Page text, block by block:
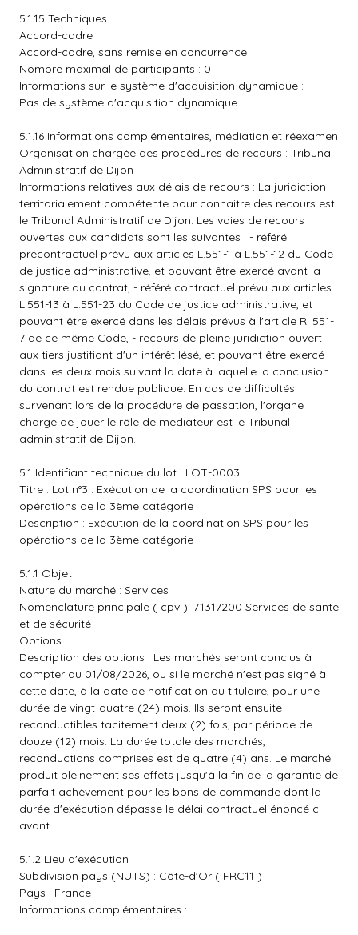
5.1.15 Techniques
Accord-cadre :
Accord-cadre, sans remise en concurrence
Nombre maximal de participants : 0
Informations sur le système d'acquisition dynamique :
Pas de système d'acquisition dynamique
5.1.16 Informations complémentaires, médiation et réexamen
Organisation chargée des procédures de recours : Tribunal
Administratif de Dijon
Informations relatives aux délais de recours : La juridiction
territorialement compétente pour connaitre des recours est
le Tribunal Administratif de Dijon. Les voies de recours
ouvertes aux candidats sont les suivantes : - référé
précontractuel prévu aux articles L.551-1 à L.551-12 du Code
de justice administrative, et pouvant être exercé avant la
signature du contrat, - référé contractuel prévu aux articles
L.551-13 à L.551-23 du Code de justice administrative, et
pouvant être exercé dans les délais prévus à l'article R. 551-
7 de ce même Code, - recours de pleine juridiction ouvert
aux tiers justifiant d'un intérêt lésé, et pouvant être exercé
dans les deux mois suivant la date à laquelle la conclusion
du contrat est rendue publique. En cas de difficultés
survenant lors de la procédure de passation, l'organe
chargé de jouer le rôle de médiateur est le Tribunal
administratif de Dijon.
5.1 Identifiant technique du lot : LOT-0003
Titre : Lot n°3 : Exécution de la coordination SPS pour les
opérations de la 3ème catégorie
Description : Exécution de la coordination SPS pour les
opérations de la 3ème catégorie
5.1.1 Objet
Nature du marché : Services
Nomenclature principale ( cpv ): 71317200 Services de santé
et de sécurité
Options :
Description des options : Les marchés seront conclus à
compter du 01/08/2026, ou si le marché n'est pas signé à
cette date, à la date de notification au titulaire, pour une
durée de vingt-quatre (24) mois. Ils seront ensuite
reconductibles tacitement deux (2) fois, par période de
douze (12) mois. La durée totale des marchés,
reconductions comprises est de quatre (4) ans. Le marché
produit pleinement ses effets jusqu'à la fin de la garantie de
parfait achèvement pour les bons de commande dont la
durée d'exécution dépasse le délai contractuel énoncé ci-
avant.
5.1.2 Lieu d'exécution
Subdivision pays (NUTS) : Côte-d'Or ( FRC11 )
Pays : France
Informations complémentaires :